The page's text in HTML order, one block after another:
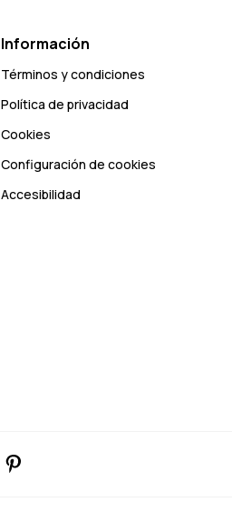
Información
Términos y condiciones
Política de privacidad
Cookies
Configuración de cookies
Accesibilidad